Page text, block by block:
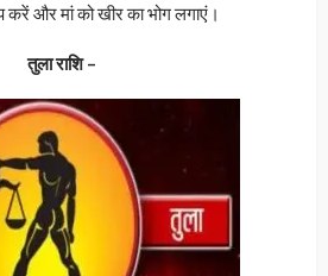
और मां को खीर का भोग लगाएं।
तुला राशि –